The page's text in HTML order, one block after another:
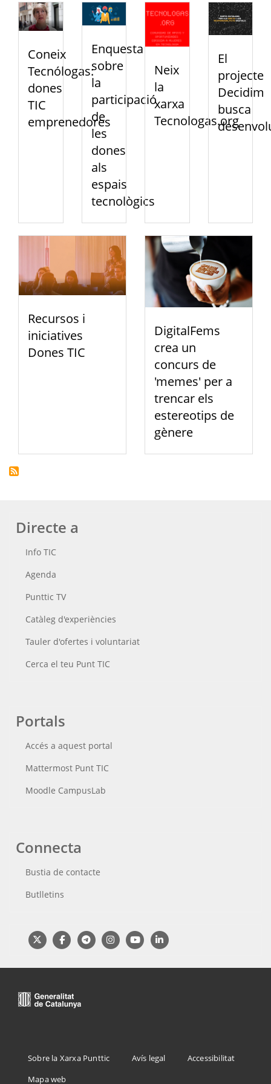
Coneix
Tecnólogas:
dones
TIC
emprenedores
Enquesta
sobre
la
participació
de
les
dones
als
espais
tecnològics
Neix
la
xarxa
Tecnologas.org
El
projecte
Decidim
busca
Recursos i
iniciatives
Dones TIC
DigitalFems
crea un
concurs de
'memes' per a
trencar els
estereotips de
gènere
Directe a
Info TIC
Agenda
Punttic TV
Catàleg d'experiències
Tauler d'ofertes i voluntariat
Cerca el teu Punt TIC
Portals
Accés a aquest portal
Mattermost Punt TIC
Moodle CampusLab
Connecta
Bustia de contacte
Butlletins
Menu
Footer
Sobre la Xarxa Punttic Avís legal
Accessibilitat
Mapa web